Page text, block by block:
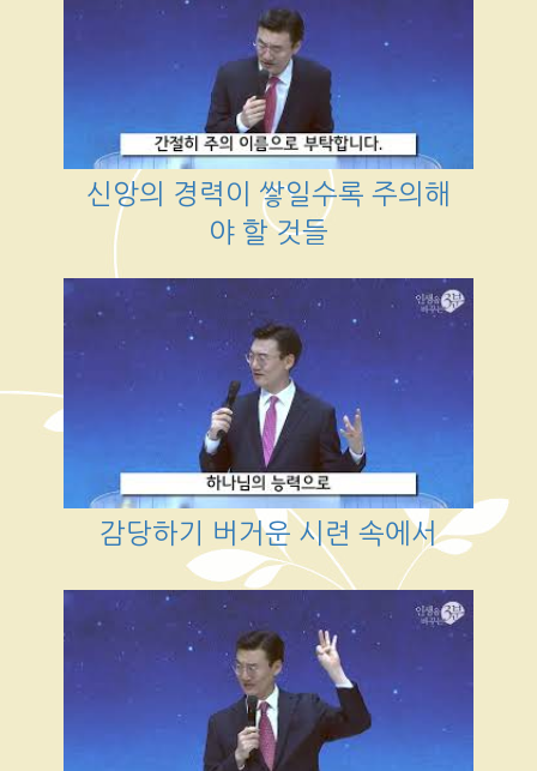
신앙의 경력이 쌓일수록 주의해
야 할 것들
감당하기 버거운 시련 속에서